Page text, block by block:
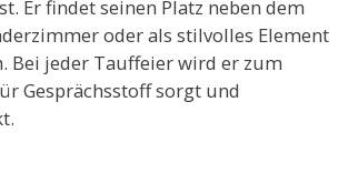
Er findet seinen Platz neben dem
oder als stilvolles Element
Bei jeder Tauffeier wird er zum
Gesprächsstoff sorgt und